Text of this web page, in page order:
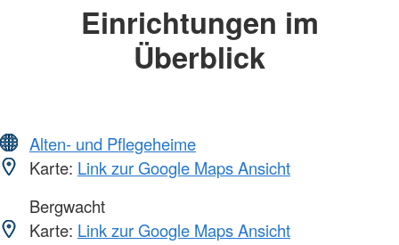
Einrichtungen im
Überblick
Alten- und Pflegeheime
Karte: Link zur Google Maps Ansicht
Bergwacht
Karte: Link zur Google Maps Ansicht